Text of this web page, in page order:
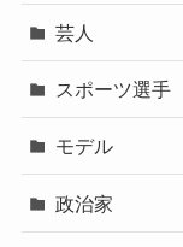
芸人
スポーツ選手
モデル
政治家